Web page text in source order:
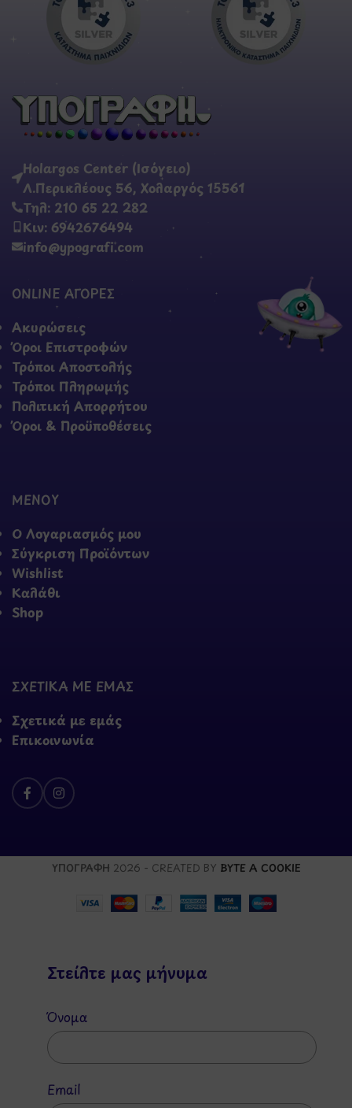
Holargos Center (Ισόγειο)
Λ.Περικλέους 56, Χολαργός 15561
Τηλ: 210 65 22 282
Κιν: 6942676494
info@ypografi.com
ONLINE ΑΓΟΡΕΣ
Ακυρώσεις
Όροι Επιστροφών
Τρόποι Αποστολής
Τρόποι Πληρωμής
Πολιτική Απορρήτου
Όροι & Προϋποθέσεις
ΜΕΝΟΥ
Ο Λογαριασμός μου
Σύγκριση Προϊόντων
Wishlist
Καλάθι
Shop
ΣΧΕΤΙΚΑ ΜΕ ΕΜΑΣ
Σχετικά με εμάς
Επικοινωνία
ΥΠΟΓΡΑΦΗ 2026 - CREATED BY BYTE A COOKIE
Στείλτε μας μήνυμα
Όνομα
Email